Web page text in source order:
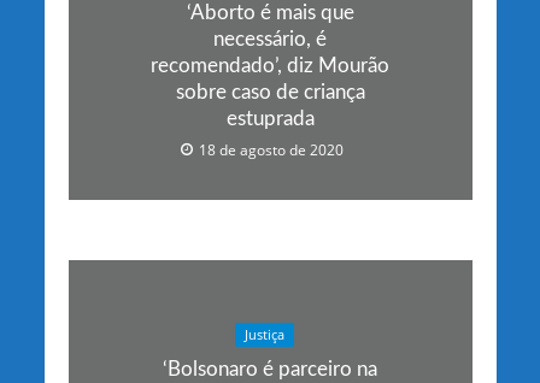
‘Aborto é mais que
necessário, é
recomendado’, diz Mourão
sobre caso de criança
estuprada
18 de agosto de 2020
Justiça
‘Bolsonaro é parceiro na